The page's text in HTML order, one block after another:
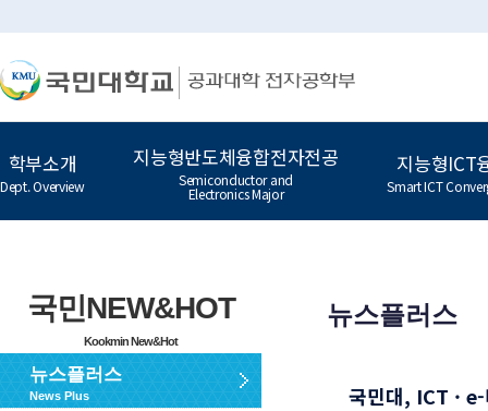
학부소개
Dept. Overview
지능형반도체융합전자전공
Semiconductor and
Electronics Major
지능형ICT
Smart ICT
국민NEW&HOT
Kookmin New&Hot
뉴스플러스
News Plus
뉴스플러스
국민대, ICT ·